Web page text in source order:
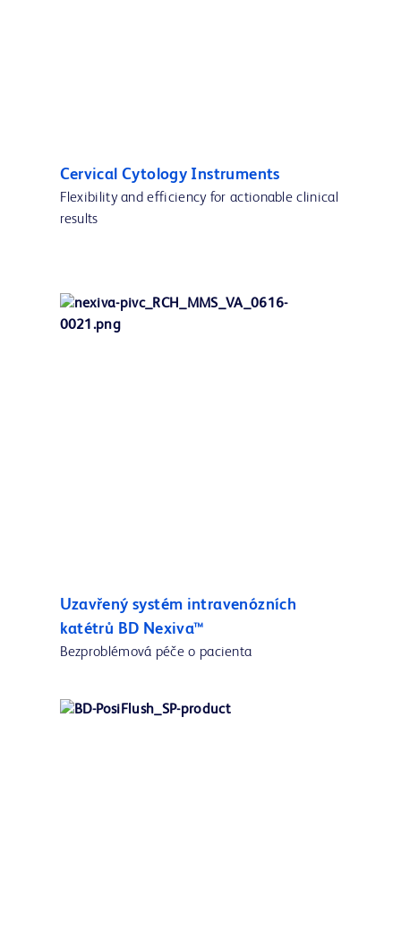
Cervical Cytology Instruments
Flexibility and efficiency for actionable clinical
results
Uzavřený systém intravenózních
katétrů BD Nexiva™
Bezproblémová péče o pacienta